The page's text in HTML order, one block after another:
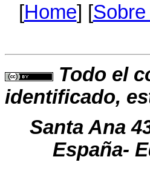
[Home] [
Todo el
identificado,
Santa Ana
España-